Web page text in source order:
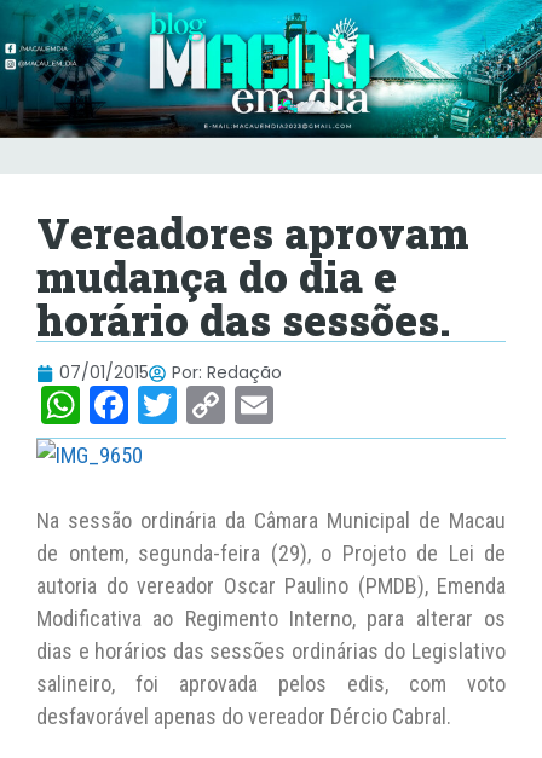
Vereadores aprovam
mudança do dia e
horário das sessões.
07/01/2015 Por: Redação
W
h
s
A
p
p
F
a
e
b
o
o
k
T
w
er
C
o
y
Li
n
k
m
l
Na sessão ordinária da Câmara Municipal de Macau
de ontem, segunda-feira (29), o Projeto de Lei de
autoria do vereador Oscar Paulino (PMDB), Emenda
Modificativa ao Regimento Interno, para alterar os
dias e horários das sessões ordinárias do Legislativo
salineiro, foi aprovada pelos edis, com voto
desfavorável apenas do vereador Dércio Cabral.